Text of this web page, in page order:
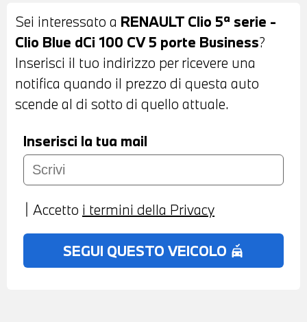
DI EMERGENZA ASSISTITA - NAVIGATORE
- BLUETOOTH - USB - PREDISPOSIZIONE
APPLE CAR PLAY E ANDROID AUTO -
CLIMATIZZATORE MANUALE -
POSSIBILITA' DI PROVA - POSSIBILITA' DI
PERMUTA - POSSIBILITA' DI
FINANZIAMENTO ANCHE PER L'INTERO
IMPORTO
Sei interessato a RENAULT Clio 5ª serie -
Clio Blue dCi 100 CV 5 porte Business?
Inserisci il tuo indirizzo per ricevere una
notifica quando il prezzo di questa auto
scende al di sotto di quello attuale.
Inserisci la tua mail
Accetto i termini della Privacy
SEGUI QUESTO VEICOLO no_crash